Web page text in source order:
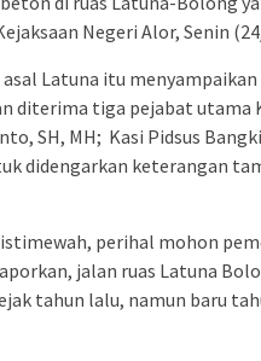
Negeri Alor, Senin
Latuna itu
diterima tiga pejabat utama
SH, MH; Kasi Pidsus
didengarkan keterangan
perihal mohon
jalan ruas Latuna
tahun lalu, namun baru